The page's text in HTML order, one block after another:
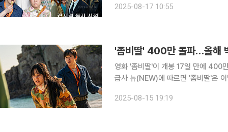
갈렸다. 무분별한 웹툰 영상화에서 벗
2025-08-17 10:55
'좀비딸' 400만 돌파…올해
영화 '좀비딸'이 개봉 17일 만에 400만
급사 뉴(NEW)에 따르면 '좀비딸'은
를 지켜온 'F1: 더 무비'(383만 명)
2025-08-15 19:19